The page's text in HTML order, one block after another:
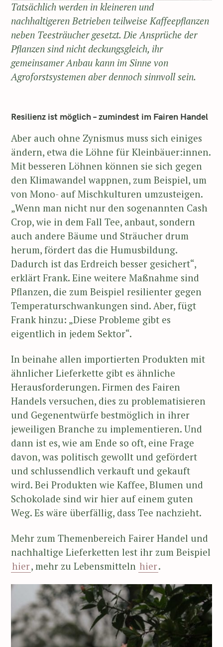
Tatsächlich werden in kleineren und
nachhaltigeren Betrieben teilweise Kaffeepflanzen
neben Teesträucher gesetzt. Die Ansprüche der
Pflanzen sind nicht deckungsgleich, ihr
gemeinsamer Anbau kann im Sinne von
Agroforstsystemen aber dennoch sinnvoll sein.
Resilienz ist möglich – zumindest im Fairen Handel
Aber auch ohne Zynismus muss sich einiges
ändern, etwa die Löhne für Kleinbäuer:innen.
Mit besseren Löhnen können sie sich gegen
den Klimawandel wappnen, zum Beispiel, um
von Mono- auf Mischkulturen umzusteigen.
„Wenn man nicht nur den sogenannten Cash
Crop, wie in dem Fall Tee, anbaut, sondern
auch andere Bäume und Sträucher drum
herum, fördert das die Humusbildung.
Dadurch ist das Erdreich besser gesichert“,
erklärt Frank. Eine weitere Maßnahme sind
Pflanzen, die zum Beispiel resilienter gegen
Temperaturschwankungen sind. Aber, fügt
Frank hinzu: „Diese Probleme gibt es
eigentlich in jedem Sektor“.
In beinahe allen importierten Produkten mit
ähnlicher Lieferkette gibt es ähnliche
Herausforderungen. Firmen des Fairen
Handels versuchen, dies zu problematisieren
und Gegenentwürfe bestmöglich in ihrer
jeweiligen Branche zu implementieren. Und
dann ist es, wie am Ende so oft, eine Frage
davon, was politisch gewollt und gefördert
und schlussendlich verkauft und gekauft
wird. Bei Produkten wie Kaffee, Blumen und
Schokolade sind wir hier auf einem guten
Weg. Es wäre überfällig, dass Tee nachzieht.
Mehr zum Themenbereich Fairer Handel und
nachhaltige Lieferketten lest ihr zum Beispiel
hier, mehr zu Lebensmitteln hier.